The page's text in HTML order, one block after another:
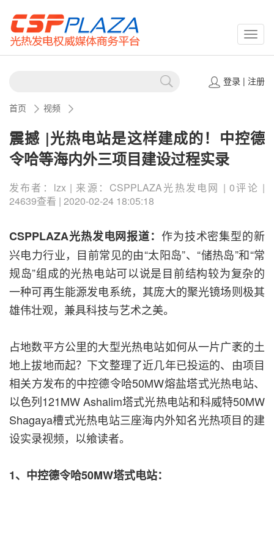
登录| 注册
首页 视频
震撼 |光热电站是这样建成的！中控德
令哈等海内外三项目建设过程实录
发布者：lzx | 来源：​CSPPLAZA光热发电网 | 0评论 |
24639查看 | 2020-02-24 18:05:18
CSPPLAZA光热发电网报道： 作为技术密集型的新
兴电力行业，目前常见的由“太阳岛”、“储热岛”和“常
规岛”组成的光热电站可以说是目前结构较为复杂的
一种可再生能源发电系统，其庞大的聚光镜场则极其
雄伟壮观，兼具科技与艺术之美。
占地数平方公里的大型光热电站如何从一片广袤的土
地上拔地而起？下文整理了近几年已投运的、由项目
相关方发布的中控德令哈50MW熔盐塔式光热电站、
以色列121MW Ashalim塔式光热电站和科威特50MW
Shagaya槽式光热电站三座海内外知名光热项目的建
设实录视频，以飨读者。
1、中控德令哈50MW塔式电站：